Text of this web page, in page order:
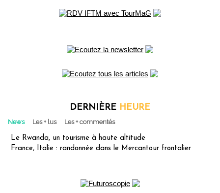
DERNIÈRE HEURE
News Les + lus Les + commentés
Le Rwanda, un tourisme à haute altitude
France, Italie : randonnée dans le Mercantour frontalier